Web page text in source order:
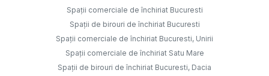
Spații comerciale de închiriat Bucuresti
Spații de birouri de închiriat Bucuresti
Spații comerciale de închiriat Bucuresti, Unirii
Spații comerciale de închiriat Satu Mare
Spații de birouri de închiriat Bucuresti, Dacia